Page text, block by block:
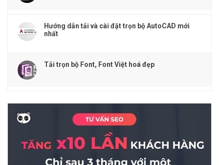
Hướng dẫn tải và cài đặt trọn bộ AutoCAD mới
nhất
Tải trọn bộ Font, Font Việt hoá đẹp